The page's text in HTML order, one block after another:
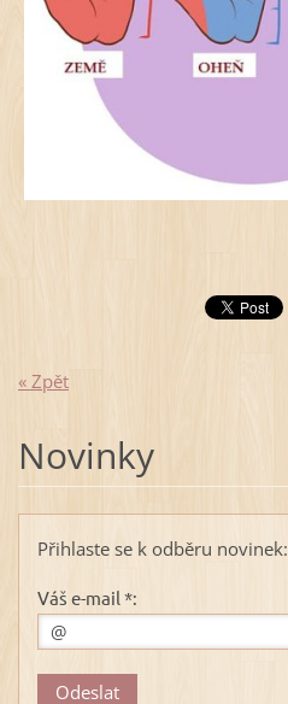
« Zpět
Novinky
Přihlaste se k odběru novinek:
Váš e-mail *: